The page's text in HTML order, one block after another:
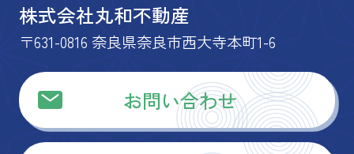
株式会社丸和不動産
〒631-0816 奈良県奈良市西大寺本町1-6
お問い合わせ